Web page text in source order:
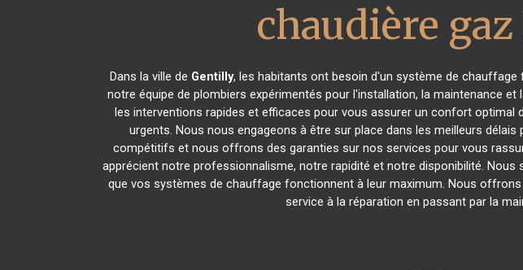
chaudière
Dans la ville de Gentilly, les habitants ont besoin d'un système de
notre équipe de plombiers expérimentés pour l'installation, la maintenance
les interventions rapides et efficaces pour vous assurer un confort
urgents. Nous nous engageons à être sur place dans les meilleurs
compétitifs et nous offrons des garanties sur nos services pour vous
apprécient notre professionnalisme, notre rapidité et notre disponibilité. Nous
que vos systèmes de chauffage fonctionnent à leur maximum. Nous
service à la réparation en passant par la